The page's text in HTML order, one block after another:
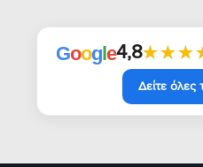
Google4,8
Δείτε όλες